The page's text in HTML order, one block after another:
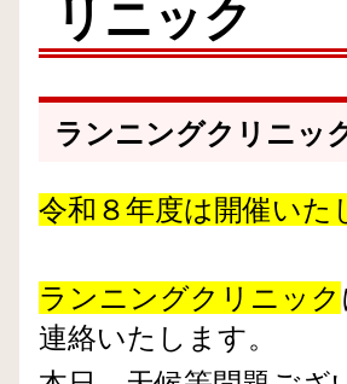
リニック
ランニングクリニッ
令和８年度は開催いた
ランニングクリニック
連絡いたします。